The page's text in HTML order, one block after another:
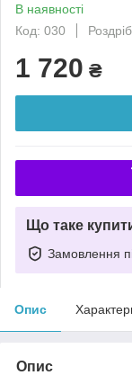
В наявності
Код: 030
Роздріб
1 720 ₴
Що таке
Замовлення
Опис
Опис